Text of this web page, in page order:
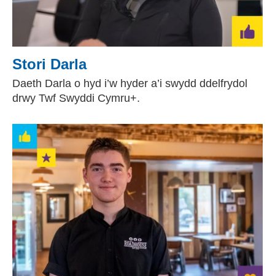
Stori Darla
Daeth Darla o hyd i’w hyder a’i swydd ddelfrydol
drwy Twf Swyddi Cymru+.